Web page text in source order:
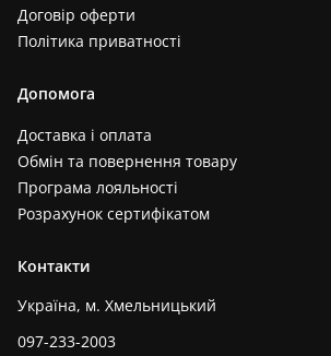
Договір оферти
Політика приватності
Допомога
Доставка і оплата
Обмін та повернення товару
Програма лояльності
Розрахунок сертифікатом
Контакти
Україна, м. Хмельницький
097-233-2003